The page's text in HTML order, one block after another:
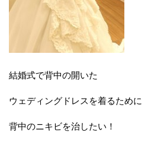
結婚式で背中の開いた
ウェディングドレスを着るために
背中のニキビを治したい！